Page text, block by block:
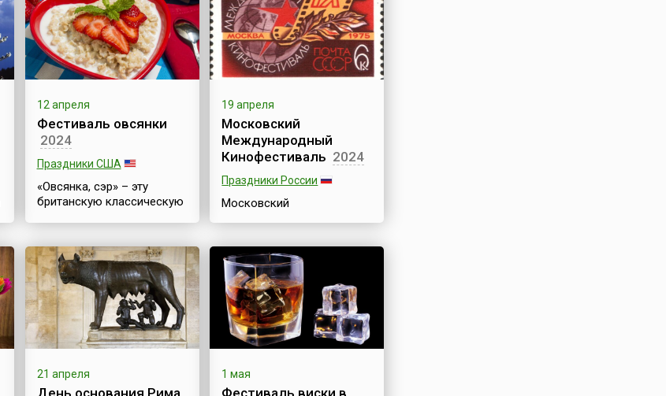
12 апреля
Фестиваль овсянки
2024
Праздники США
«Овсянка, сэр» – эту
британскую классическую
считается признанным
английским блюдом,
национальной
особенностью. В
англоговорящих странах
давленный овес (овсяные
хлопья) известен под
названием
«протестантский овес»
(англ. Quakers oats). Так же
19 апреля
Московский
Международный
Кинофестиваль 2024
Праздники России
Московский
один из старейших
мировых кинофорумов
(второй после
Венецианского
кинофестиваля) и один из
самых представительных
киносмотров в мире
наряду с кинофестивалями
в Берлине, Каннах,
Венеции, Сан-Себастьяне и
21 апреля
День основания Рима
1 мая
Фестиваль виски в